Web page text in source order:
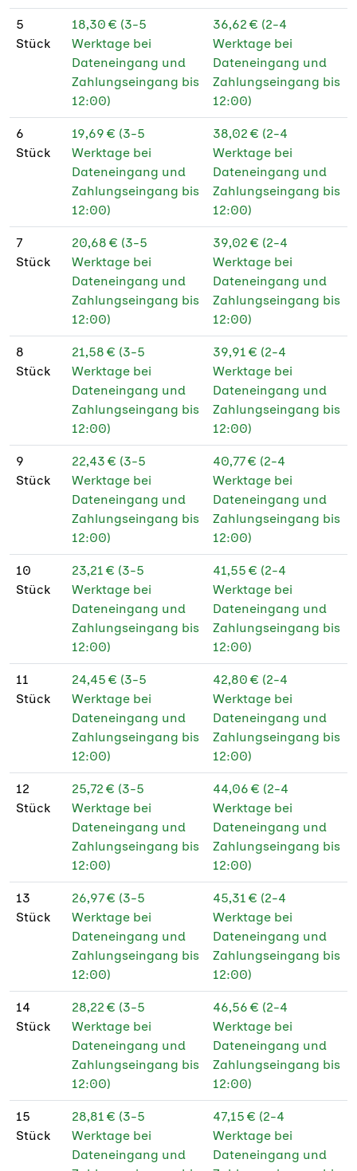
170 g Bilderdruck
matt PEFC
★
190 g Fotopapier
glänzend
★
matt
235 g Fotopapier
glänzend
★
250 g Bilderdruck
glänzend
250 g Bilderdruck
glänzend PEFC
250 g Bilderdruck
matt
250 g Bilderdruck
matt PEFC
100 g Bilderdruck
matt PEFC
190 g Offset weiß
190 g Offset weiß
PEFC
5
Stück
18,30 € (3-5
Werktage bei
Dateneingang und
Zahlungseingang bis
12:00)
36,62 € (2-4
Werktage bei
Dateneingang und
Zahlungseingang bis
12:00)
6
Stück
19,69 € (3-5
Werktage bei
Dateneingang und
Zahlungseingang bis
12:00)
38,02 € (2-4
Werktage bei
Dateneingang und
Zahlungseingang bis
12:00)
7
Stück
20,68 € (3-5
Werktage bei
Dateneingang und
Zahlungseingang bis
12:00)
39,02 € (2-4
Werktage bei
Dateneingang und
Zahlungseingang bis
12:00)
8
Stück
21,58 € (3-5
Werktage bei
Dateneingang und
Zahlungseingang bis
12:00)
39,91 € (2-4
Werktage bei
Dateneingang und
Zahlungseingang bis
12:00)
9
Stück
22,43 € (3-5
Werktage bei
Dateneingang und
Zahlungseingang bis
12:00)
40,77 € (2-4
Werktage bei
Dateneingang und
Zahlungseingang bis
12:00)
10
Stück
23,21 € (3-5
Werktage bei
Dateneingang und
Zahlungseingang bis
12:00)
41,55 € (2-4
Werktage bei
Dateneingang und
Zahlungseingang bis
12:00)
11
Stück
24,45 € (3-5
Werktage bei
Dateneingang und
Zahlungseingang bis
12:00)
42,80 € (2-4
Werktage bei
Dateneingang und
Zahlungseingang bis
12:00)
12
Stück
25,72 € (3-5
Werktage bei
Dateneingang und
Zahlungseingang bis
12:00)
44,06 € (2-4
Werktage bei
Dateneingang und
Zahlungseingang bis
12:00)
13
Stück
26,97 € (3-5
Werktage bei
Dateneingang und
Zahlungseingang bis
12:00)
45,31 € (2-4
Werktage bei
Dateneingang und
Zahlungseingang bis
12:00)
14
Stück
28,22 € (3-5
Werktage bei
Dateneingang und
Zahlungseingang bis
12:00)
46,56 € (2-4
Werktage bei
Dateneingang und
Zahlungseingang bis
12:00)
15
Stück
28,81 € (3-5
Werktage bei
Dateneingang und
47,15 € (2-4
Werktage bei
Dateneingang und